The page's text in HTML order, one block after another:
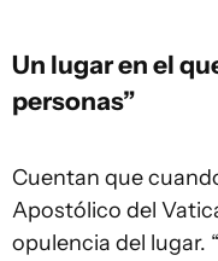
Un lugar en el
personas”
Cuentan que
Apostólico del
opulencia del lugar. “